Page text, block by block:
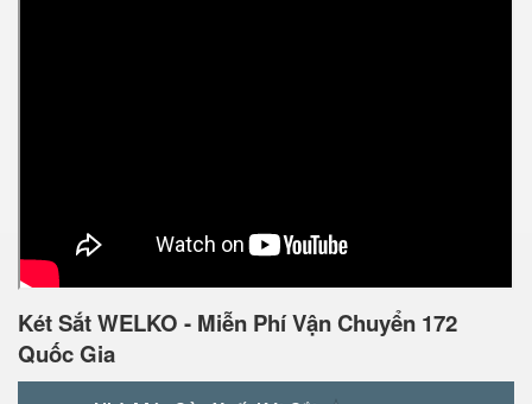
Két Sắt WELKO - Miễn Phí Vận Chuyển 172
Quốc Gia